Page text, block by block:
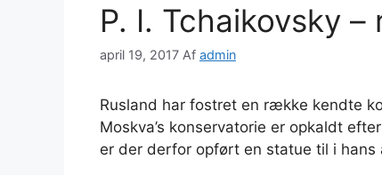
P. I. Tchaikovsky
april 19, 2017 Af admin
Rusland har fostret en række kendte
Moskva’s konservatorie er opkaldt
er der derfor opført en statue til i